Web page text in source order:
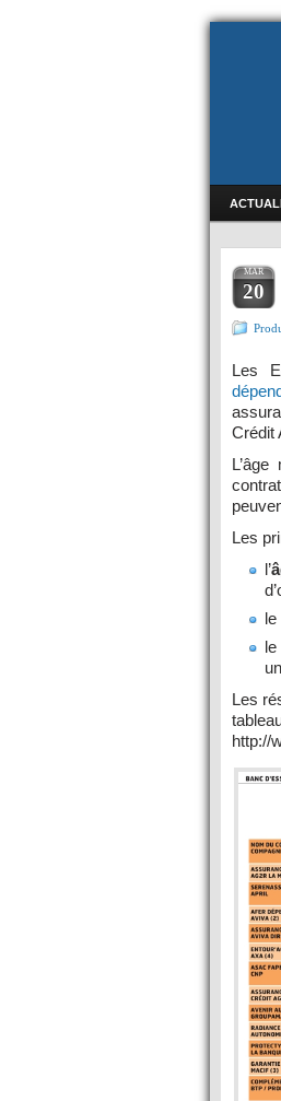
MAR
20
Les
Crédit
Les
l’
le
le
Les
http://